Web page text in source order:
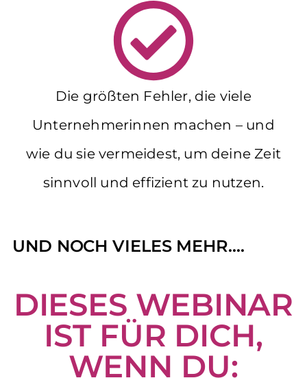
Die größten Fehler, die viele
Unternehmerinnen machen – und
wie du sie vermeidest, um deine Zeit
sinnvoll und effizient zu nutzen.
UND NOCH VIELES MEHR....
DIESES WEBINAR
IST FÜR DICH,
WENN DU: